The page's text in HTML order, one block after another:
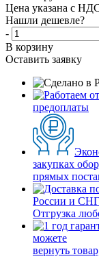
Цена указана с
Нашли дешевле?
-
В корзину
Оставить заявку
предоплаты
закупках
прямых
России и СНГ
Отгрузка
можете
вернуть